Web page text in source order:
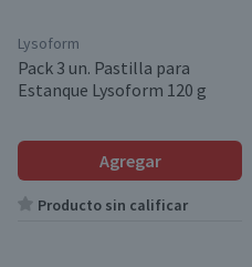
Lysoform
Pack 3 un. Pastilla para
Estanque Lysoform 120 g
Agregar
Producto sin calificar